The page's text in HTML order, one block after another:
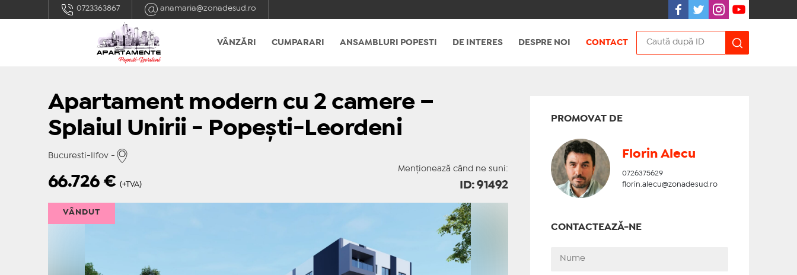
0723363867 anamaria@zonadesud.ro
VÂNZĂRI CUMPARARI ANSAMBLURI POPESTI DE INTERES DESPRE NOI CONTACT
Apartament modern cu 2 camere –
Splaiul Unirii - Popești-Leordeni
Bucuresti-Ilfov -
Menționează când ne suni:
66.726€ (+TVA) ID: 91492
VÂNDUT
PROMOVAT DE
Florin Alecu
0726375629
florin.alecu@zonadesud.ro
CONTACTEAZĂ-NE